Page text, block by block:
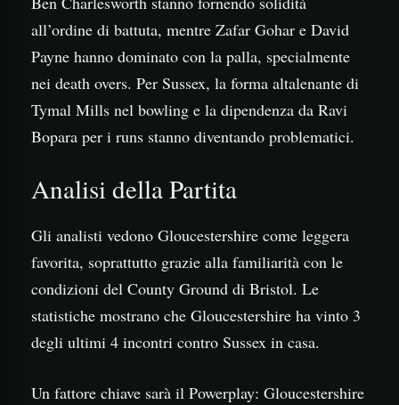
all’ordine di battuta, mentre Zafar Gohar e David
Payne hanno dominato con la palla, specialmente
nei death overs. Per Sussex, la forma altalenante di
Tymal Mills nel bowling e la dipendenza da Ravi
Bopara per i runs stanno diventando problematici.
Analisi della Partita
Gli analisti vedono Gloucestershire come leggera
favorita, soprattutto grazie alla familiarità con le
condizioni del County Ground di Bristol. Le
statistiche mostrano che Gloucestershire ha vinto 3
degli ultimi 4 incontri contro Sussex in casa.
Un fattore chiave sarà il Powerplay: Gloucestershire